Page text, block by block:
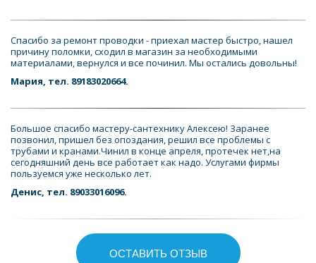
Спасибо за ремонт проводки - приехал мастер быстро, нашел
причину поломки, сходил в магазин за необходимыми
материалами, вернулся и все починил. Мы остались довольны!
Мария, тел. 89183020664.
Большое спасибо мастеру-сантехнику Алексею! Заранее
позвонил, пришел без опоздания, решил все проблемы с
трубами и кранами.Чинил в конце апреля, протечек нет,на
сегодняшний день все работает как надо. Услугами фирмы
пользуемся уже несколько лет.
Денис, тел. 89033016096.
ОСТАВИТЬ ОТЗЫВ